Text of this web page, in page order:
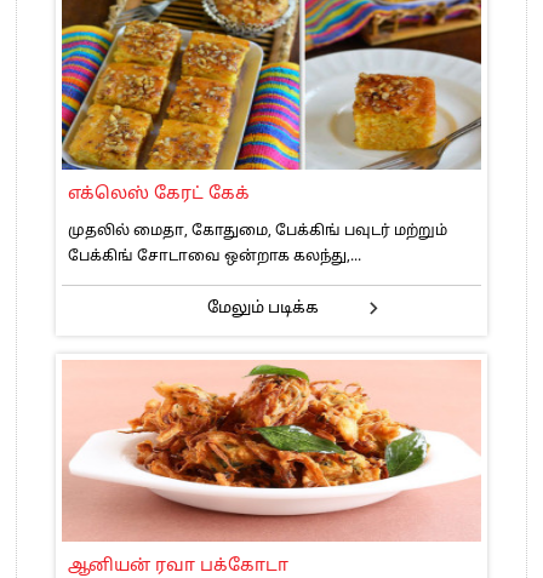
எக்லெஸ் கேரட் கேக்
முதலில் மைதா, கோதுமை, பேக்கிங் பவுடர் மற்றும்
பேக்கிங் சோடாவை ஒன்றாக கலந்து,...
மேலும் படிக்க
ஆனியன் ரவா பக்கோடா